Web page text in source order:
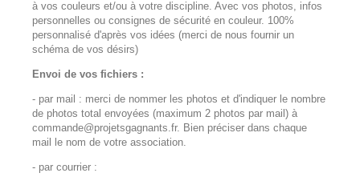
à vos couleurs et/ou à votre discipline. Avec vos photos, infos
personnelles ou consignes de sécurité en couleur. 100%
personnalisé d'après vos idées (merci de nous fournir un
schéma de vos désirs)
Envoi de vos fichiers :
- par mail : merci de nommer les photos et d'indiquer le nombre
de photos total envoyées (maximum 2 photos par mail) à
commande@projetsgagnants.fr. Bien préciser dans chaque
mail le nom de votre association.
- par courrier :